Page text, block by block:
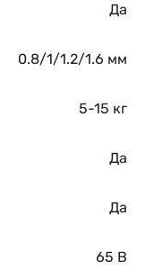
Да
0.8/1/1.2/1.6 мм
5-15 кг
Да
Да
65 В